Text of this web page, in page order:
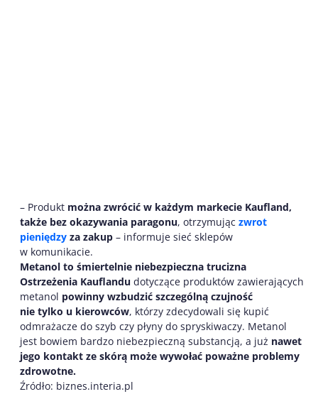
– Produkt można zwrócić w każdym markecie Kaufland,
także bez okazywania paragonu, otrzymując zwrot
pieniędzy za zakup – informuje sieć sklepów
w komunikacie.
Metanol to śmiertelnie niebezpieczna trucizna
Ostrzeżenia Kauflandu dotyczące produktów zawierających
metanol powinny wzbudzić szczególną czujność
nie tylko u kierowców, którzy zdecydowali się kupić
odmrażacze do szyb czy płyny do spryskiwaczy. Metanol
jest bowiem bardzo niebezpieczną substancją, a już nawet
jego kontakt ze skórą może wywołać poważne problemy
zdrowotne.
Źródło: biznes.interia.pl